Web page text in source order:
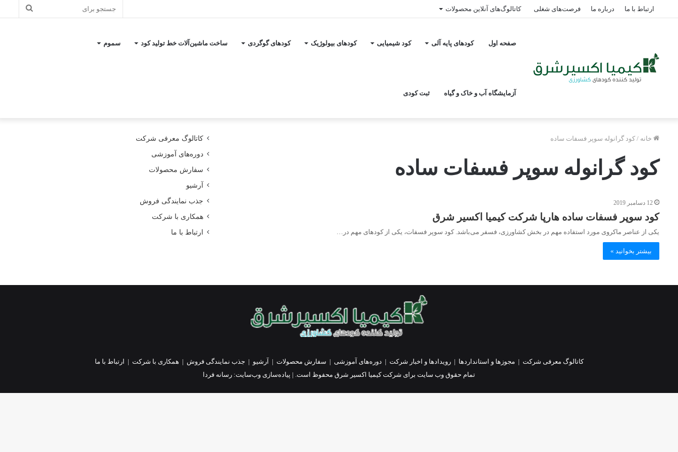
ارتباط با ما درباره ما فرصت‌های شغلی کاتالوگ‌های آنلاین محصولات
صفحه اول کودهای پایه آلی کود شیمیایی کودهای بیولوژیک کودهای گوگردی ساخت ماشین‌آلات خط تولید کود سموم
آزمایشگاه آب و خاک و گیاه ثبت کودی
خانه / کود گرانوله سوپر فسفات ساده
کود گرانوله سوپر فسفات ساده
12 دسامبر 2019
کود سوپر فسفات ساده هارپا شرکت کیمیا اکسیر شرق
یکی از عناصر ماکروی مورد استفاده مهم در بخش کشاورزی، فسفر می‌باشد. کود سوپر فسفات، یکی از کودهای مهم در…
بیشتر بخوانید »
کاتالوگ معرفی شرکت
دوره‌های آموزشی
سفارش محصولات
آرشیو
جذب نمایندگی فروش
همکاری با شرکت
ارتباط با ما
کاتالوگ معرفی شرکت | مجوزها و استانداردها |رویدادها و اخبار شرکت | دوره‌های آموزشی | سفارش محصولات | آرشیو | جذب نمایندگی فروش | همکاری با شرکت | ارتباط با ما
تمام حقوق وب سایت برای شرکت کیمیا اکسیر شرق محفوظ است. | پیاده‌سازی وب‌سایت: رسانه فردا